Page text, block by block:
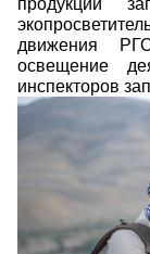
движения
освещение
инспекторов
img_5222.jpg